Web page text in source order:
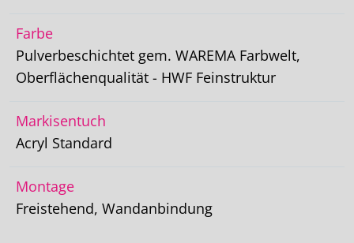
Farbe
Pulverbeschichtet gem. WAREMA Farbwelt,
Oberflächenqualität - HWF Feinstruktur
Markisentuch
Acryl Standard
Montage
Freistehend, Wandanbindung